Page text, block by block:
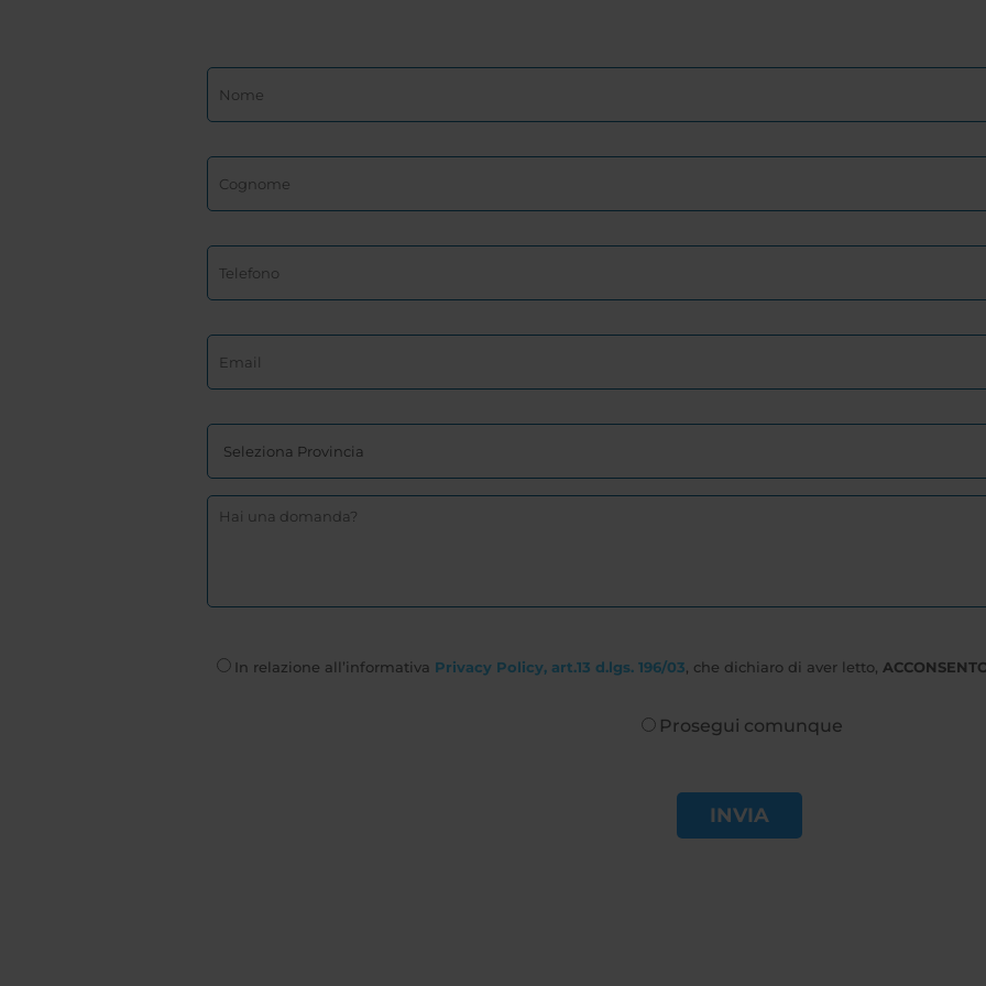
In relazione all’informativa Privacy Policy, art.13 d.lgs. 196/03 , che dichiaro di aver letto,
Prosegui comunque